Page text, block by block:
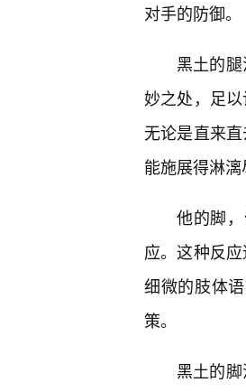
对手的防御。
黑土的
妙之处，足
无论是直来
能施展得淋漓
他的脚
应。这种反
细微的肢体
策。
黑土的